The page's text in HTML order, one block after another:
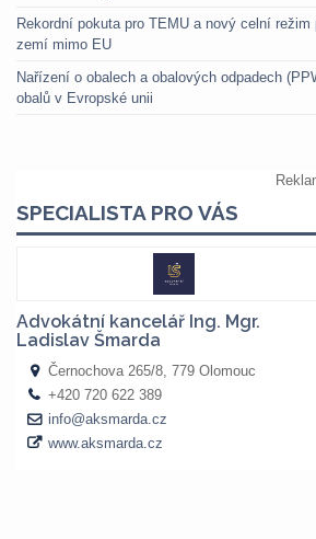
Rekordní pokuta pro TEMU a nový celní
zemí mimo EU
Nařízení o obalech a obalových odpadech
obalů v Evropské unii